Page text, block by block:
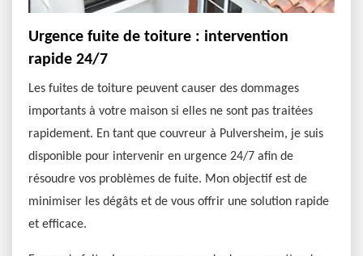
Urgence fuite de toiture : intervention
rapide 24/7
Les fuites de toiture peuvent causer des dommages
importants à votre maison si elles ne sont pas traitées
rapidement. En tant que couvreur à Pulversheim, je suis
disponible pour intervenir en urgence 24/7 afin de
résoudre vos problèmes de fuite. Mon objectif est de
minimiser les dégâts et de vous offrir une solution rapide
et efficace.